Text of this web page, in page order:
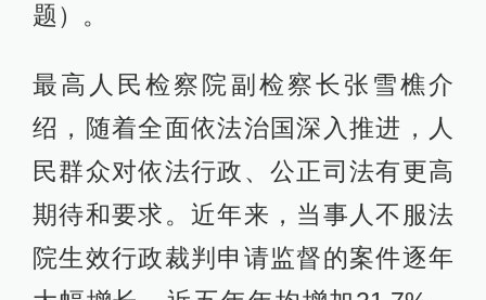
题）。
最高人民检察院副检察长张雪樵介
绍，随着全面依法治国深入推进，人
民群众对依法行政、公正司法有更高
期待和要求。近年来，当事人不服法
院生效行政裁判申请监督的案件逐年